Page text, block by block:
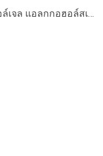
สูตรรับผลิตสร้างทำแบรนด์แอลกอฮอล์เจล แอลกกอฮอล์สเปรย์ ล้างมือ